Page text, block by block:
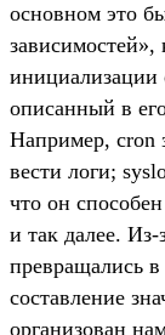
основном это
инициализации
описанный в
Например, cron
вести логи;
что он
и так далее.
превращались
составление
организован